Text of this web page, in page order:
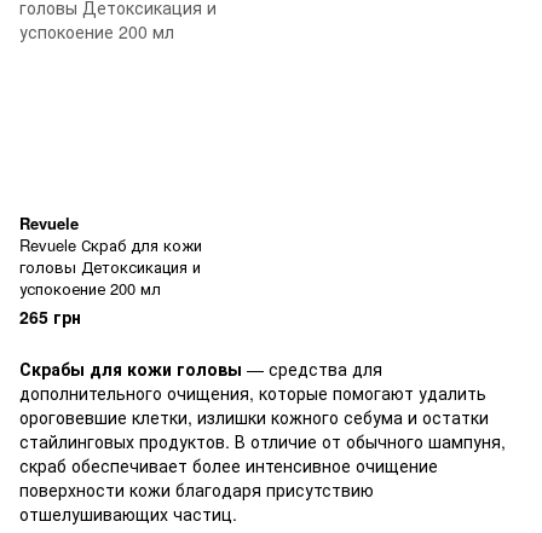
Revuele
Revuele Скраб для кожи
головы Детоксикация и
успокоение 200 мл
265 грн
Скрабы для кожи головы — средства для
дополнительного очищения, которые помогают удалить
ороговевшие клетки, излишки кожного себума и остатки
стайлинговых продуктов. В отличие от обычного шампуня,
скраб обеспечивает более интенсивное очищение
поверхности кожи благодаря присутствию
отшелушивающих частиц.